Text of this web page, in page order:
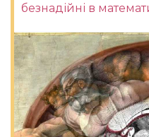
безнадійні в